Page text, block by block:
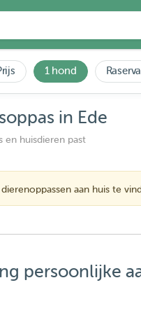
1 hond
in Ede
en huisdieren past
aan huis te
persoonlijke